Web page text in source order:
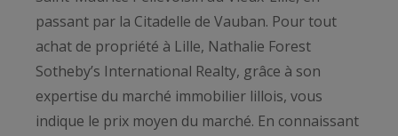
passant par la Citadelle de Vauban. Pour tout
achat de propriété à Lille, Nathalie Forest
Sotheby’s International Realty, grâce à son
expertise du marché immobilier lillois, vous
indique le prix moyen du marché. En connaissant